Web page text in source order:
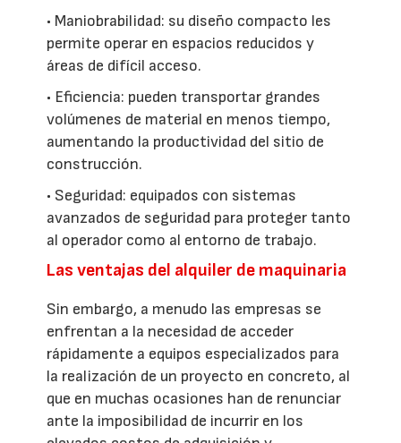
• Maniobrabilidad: su diseño compacto les
permite operar en espacios reducidos y
áreas de difícil acceso.
• Eficiencia: pueden transportar grandes
volúmenes de material en menos tiempo,
aumentando la productividad del sitio de
construcción.
• Seguridad: equipados con sistemas
avanzados de seguridad para proteger tanto
al operador como al entorno de trabajo.
Las ventajas del alquiler de maquinaria
Sin embargo, a menudo las empresas se
enfrentan a la necesidad de acceder
rápidamente a equipos especializados para
la realización de un proyecto en concreto, al
que en muchas ocasiones han de renunciar
ante la imposibilidad de incurrir en los